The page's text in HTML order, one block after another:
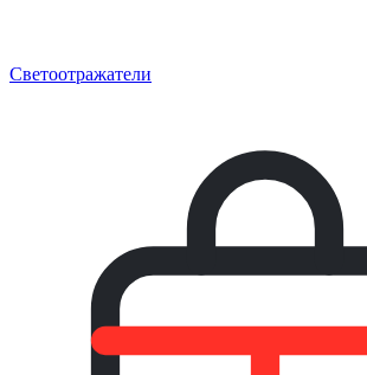
Светоотражатели